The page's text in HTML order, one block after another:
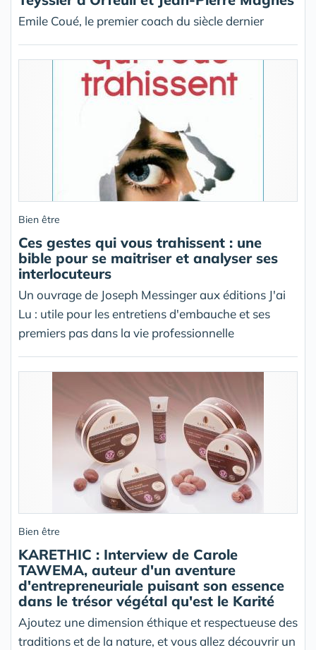
Emile Coué, le premier coach du siècle dernier
Bien être
Ces gestes qui vous trahissent : une
bible pour se maitriser et analyser ses
interlocuteurs
Un ouvrage de Joseph Messinger aux éditions J'ai
Lu : utile pour les entretiens d'embauche et ses
premiers pas dans la vie professionnelle
Bien être
KARETHIC : Interview de Carole
TAWEMA, auteur d'un aventure
d'entrepreneuriale puisant son essence
dans le trésor végétal qu'est le Karité
Ajoutez une dimension éthique et respectueuse des
traditions et de la nature, et vous allez découvrir un